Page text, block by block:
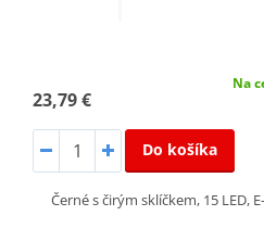
23,79 €
Na
Do košíka
Černé s čirým sklíčkem, 15 LED,